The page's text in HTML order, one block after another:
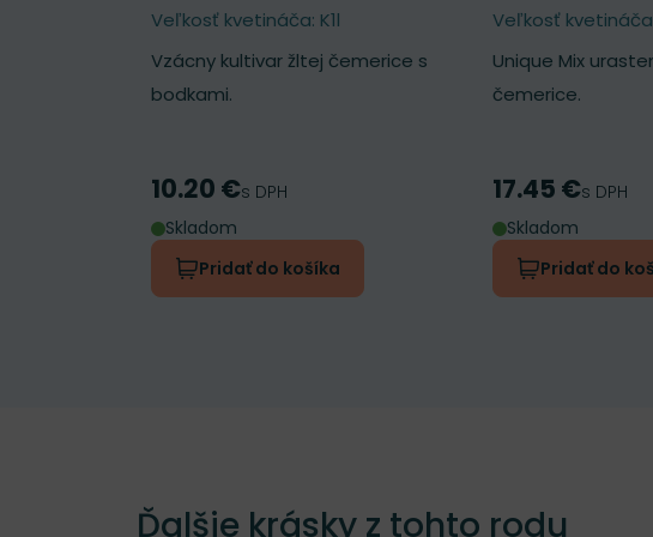
Veľkosť kvetináča: K1l
Vzácny kultivar žltej čemerice s
bodkami.
Cena
10.20 €s DPH
Skladom
Pridať do košíka
Veľkosť
Unique Mix
čemerice.
Cena
17.45 €s DPH
Skladom
Pridať do
Ďalšie krásky z tohto rodu